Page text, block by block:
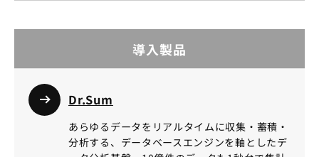
導入製品
Dr.Sum
あらゆるデータをリアルタイムに収集・蓄積・
分析する、データベースエンジンを軸としたデ